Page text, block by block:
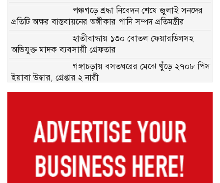
পঞ্চগড়ে শ্রদ্ধা নিবেদন শেষে জুলাই সনদের
প্রতিটি অক্ষর বাস্তবায়নের অঙ্গীকার পানি সম্পদ প্রতিমন্ত্রীর
হাতীবান্ধায় ১৩০ বোতল ফেয়ারডিলসহ
অভিযুক্ত মাদক ব্যবসায়ী গ্রেফতার
গঙ্গাচড়ায় বসতঘরের মেঝে খুঁড়ে ২৭০৮ পিস
ইয়াবা উদ্ধার, গ্রেপ্তার ২ নারী
পঞ্চগড় জেলা বাস-মিনিবাস মালিক সমিতির
বীরগঞ্জে জুলাই সনদ বাস্তবায়ন ও গণহত্যার
বিচারের দাবিতে ছাত্রশিবিরের বিক্ষোভ মিছিল
আদিতমারীতে সাত বছরের শিশুকে নির্যাতনের